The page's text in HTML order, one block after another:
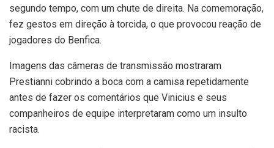
segundo tempo, com um chute de direita. Na comemoração,
fez gestos em direção à torcida, o que provocou reação de
jogadores do Benfica.
Imagens das câmeras de transmissão mostraram
Prestianni cobrindo a boca com a camisa repetidamente
antes de fazer os comentários que Vinicius e seus
companheiros de equipe interpretaram como um insulto
racista.